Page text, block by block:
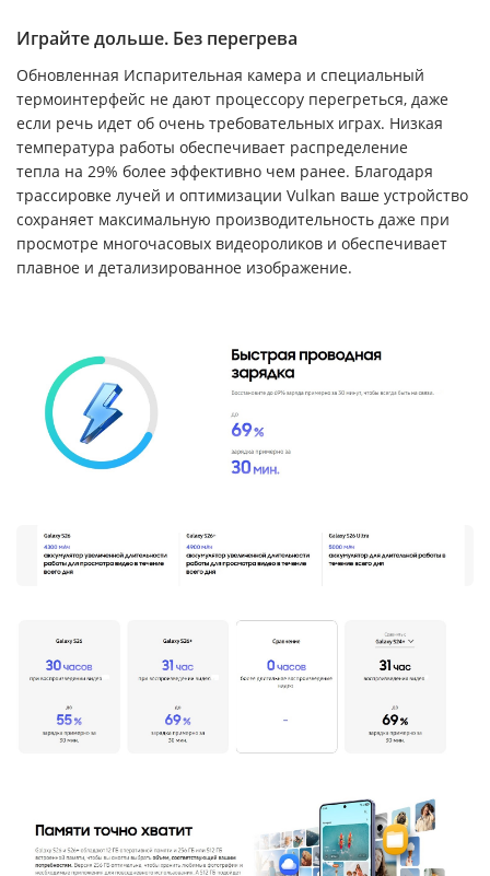
Играйте дольше. Без перегрева
Обновленная Испарительная камера и специальный
термоинтерфейс не дают процессору перегреться, даже
если речь идет об очень требовательных играх. Низкая
температура работы обеспечивает распределение
тепла на 29% более эффективно чем ранее. Благодаря
трассировке лучей и оптимизации Vulkan ваше устройство
сохраняет максимальную производительность даже при
просмотре многочасовых видеороликов и обеспечивает
плавное и детализированное изображение.